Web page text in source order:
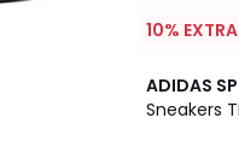
10%
ADIDAS
Sneakers
4,8
/ 5
2
Farben